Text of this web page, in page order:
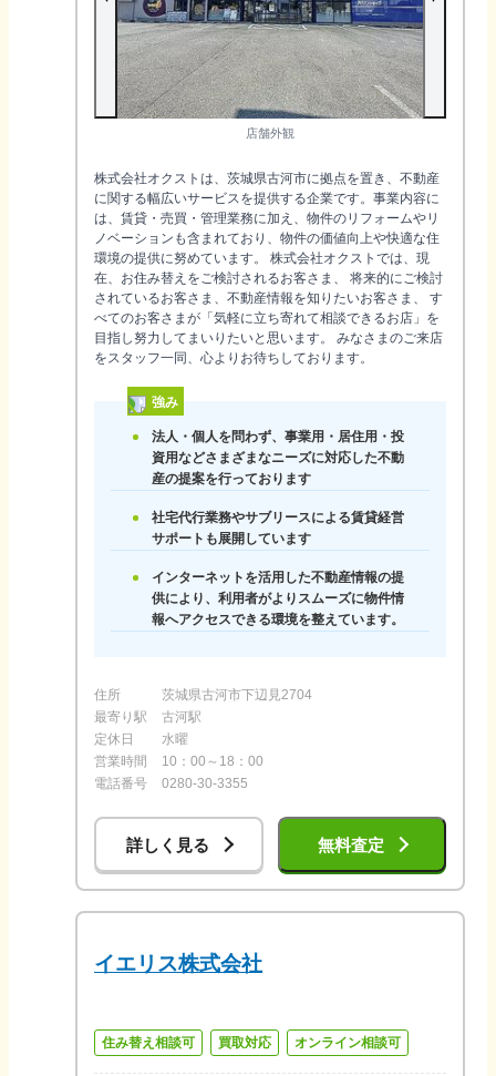
店舗外観
株式会社オクストは、茨城県古河市に拠点を置き、不動産
に関する幅広いサービスを提供する企業です。事業内容に
は、賃貸・売買・管理業務に加え、物件のリフォームやリ
ノベーションも含まれており、物件の価値向上や快適な住
環境の提供に努めています。 株式会社オクストでは、現
在、お住み替えをご検討されるお客さま、 将来的にご検討
されているお客さま、不動産情報を知りたいお客さま、 す
べてのお客さまが「気軽に立ち寄れて相談できるお店」を
目指し努力してまいりたいと思います。 みなさまのご来店
をスタッフ一同、心よりお待ちしております。
強み
法人・個人を問わず、事業用・居住用・投
資用などさまざまなニーズに対応した不動
産の提案を行っております
社宅代行業務やサブリースによる賃貸経営
サポートも展開しています
インターネットを活用した不動産情報の提
供により、利用者がよりスムーズに物件情
報へアクセスできる環境を整えています。
住所
茨城県古河市下辺見2704
最寄り駅
古河駅
定休日
水曜
営業時間
10：00～18：00
電話番号
0280-30-3355
詳しく見る 無料査定
イエリス株式会社
住み替え相談可 買取対応 オンライン相談可